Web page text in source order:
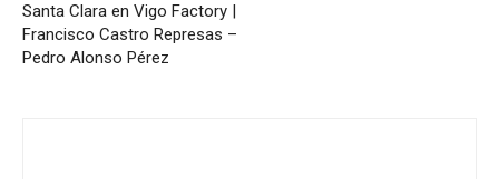
Santa Clara en Vigo Factory |
Francisco Castro Represas –
Pedro Alonso Pérez